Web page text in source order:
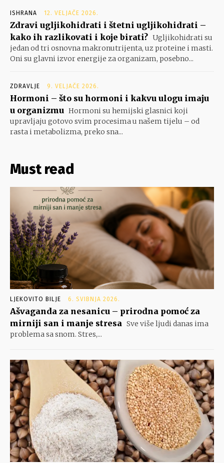
ISHRANA 12. VELJAČE 2026.
Zdravi ugljikohidrati i štetni ugljikohidrati –
kako ih razlikovati i koje birati? Ugljikohidrati su
jedan od tri osnovna makronutrijenta, uz proteine i masti.
Oni su glavni izvor energije za organizam, posebno...
ZDRAVLJE 9. VELJAČE 2026.
Hormoni – što su hormoni i kakvu ulogu imaju
u organizmu Hormoni su hemijski glasnici koji
upravljaju gotovo svim procesima u našem tijelu – od
rasta i metabolizma, preko sna...
Must read
LJEKOVITO BILJE 6. SVIBNJA 2026.
Ašvaganda za nesanicu – prirodna pomoć za
mirniji san i manje stresa Sve više ljudi danas ima
problema sa snom. Stres,...